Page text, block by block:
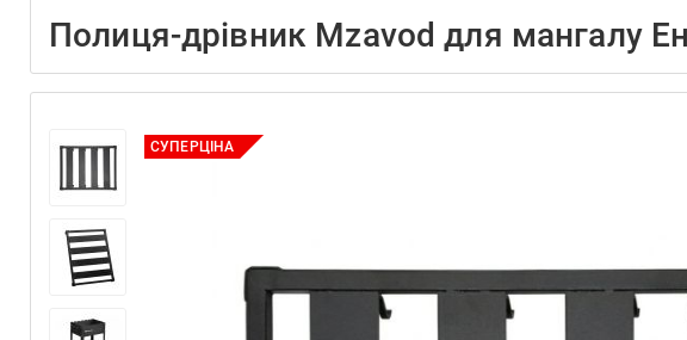
Полиця-дрівник Mzavod для мангалу
СУПЕРЦІНА